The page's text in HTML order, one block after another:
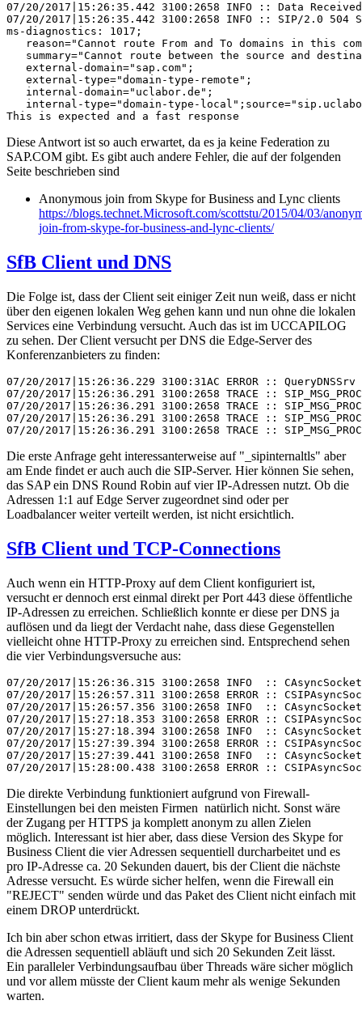
07/20/2017|15:26:35.442 3100:2658 INFO :: Data
07/20/2017|15:26:35.442 3100:2658 INFO :: SIP/2.0 504
ms-diagnostics: 1017;
reason="Cannot route From and To domains in this
summary="Cannot route between the source and
external-domain="sap.com";
external-type="domain-type-remote";
internal-domain="uclabor.de";
internal-type="domain-type-
This is expected and a fast response
Diese Antwort ist so auch erwartet, da es ja keine Federation zu
SAP.COM gibt. Es gibt auch andere Fehler, die auf der folgenden
Seite beschrieben sind
Anonymous join from Skype for Business and Lync clients
https://blogs.technet.Microsoft.com/scottstu/2015/04/03/
join-from-skype-for-business-and-lync-clients/
SfB Client und DNS
Die Folge ist, dass der Client seit einiger Zeit nun weiß, dass er nicht
über den eigenen lokalen Weg gehen kann und nun ohne die lokalen
Services eine Verbindung versucht. Auch das ist im UCCAPILOG
zu sehen. Der Client versucht per DNS die Edge-Server des
Konferenzanbieters zu finden:
07/20/2017|15:26:36.229 3100:31AC ERROR ::
07/20/2017|15:26:36.291 3100:2658 TRACE ::
07/20/2017|15:26:36.291 3100:2658 TRACE ::
07/20/2017|15:26:36.291 3100:2658 TRACE ::
07/20/2017|15:26:36.291 3100:2658 TRACE ::
Die erste Anfrage geht interessanterweise auf "_sipinternaltls" aber
am Ende findet er auch auch die SIP-Server. Hier können Sie sehen,
das SAP ein DNS Round Robin auf vier IP-Adressen nutzt. Ob die
Adressen 1:1 auf Edge Server zugeordnet sind oder per
Loadbalancer weiter verteilt werden, ist nicht ersichtlich.
SfB Client und TCP-Connections
Auch wenn ein HTTP-Proxy auf dem Client konfiguriert ist,
versucht er dennoch erst einmal direkt per Port 443 diese öffentliche
IP-Adressen zu erreichen. Schließlich konnte er diese per DNS ja
auflösen und da liegt der Verdacht nahe, dass diese Gegenstellen
vielleicht ohne HTTP-Proxy zu erreichen sind. Entsprechend sehen
die vier Verbindungsversuche aus:
07/20/2017|15:26:36.315 3100:2658 INFO  ::
07/20/2017|15:26:57.311 3100:2658 ERROR ::
07/20/2017|15:26:57.356 3100:2658 INFO  ::
07/20/2017|15:27:18.353 3100:2658 ERROR ::
07/20/2017|15:27:18.394 3100:2658 INFO  ::
07/20/2017|15:27:39.394 3100:2658 ERROR ::
07/20/2017|15:27:39.441 3100:2658 INFO  ::
07/20/2017|15:28:00.438 3100:2658 ERROR ::
Die direkte Verbindung funktioniert aufgrund von Firewall-
Einstellungen bei den meisten Firmen natürlich nicht. Sonst wäre
der Zugang per HTTPS ja komplett anonym zu allen Zielen
möglich. Interessant ist hier aber, dass diese Version des Skype for
Business Client die vier Adressen sequentiell durcharbeitet und es
pro IP-Adresse ca. 20 Sekunden dauert, bis der Client die nächste
Adresse versucht. Es würde sicher helfen, wenn die Firewall ein
"REJECT" senden würde und das Paket des Client nicht einfach mit
einem DROP unterdrückt.
Ich bin aber schon etwas irritiert, dass der Skype for Business Client
die Adressen sequentiell abläuft und sich 20 Sekunden Zeit lässt.
Ein paralleler Verbindungsaufbau über Threads wäre sicher möglich
und vor allem müsste der Client kaum mehr als wenige Sekunden
warten.